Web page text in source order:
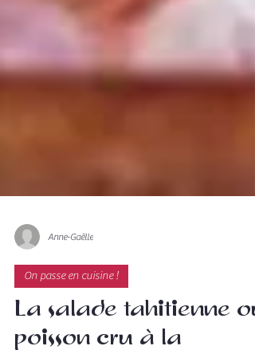
Anne-Gaëlle
On passe en cuisine !